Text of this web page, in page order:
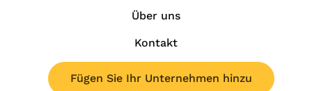
Über uns
Kontakt
Fügen Sie Ihr Unternehmen hinzu